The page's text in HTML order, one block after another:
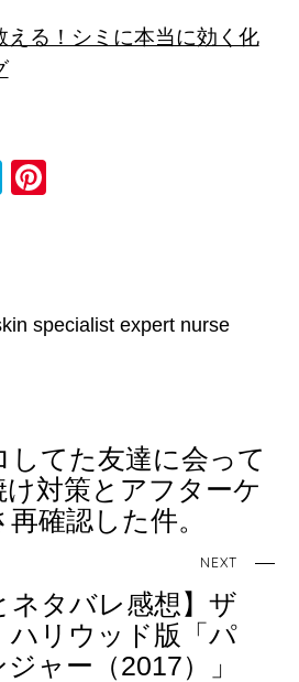
える！シミに本当に効く化
H
a
st
specialist expert nurse
してた友達に会って
け対策とアフターケ
確認した件。
NEXT
ネタバレ感想】ザ
ハリウッド版「パ
ャー（2017）」